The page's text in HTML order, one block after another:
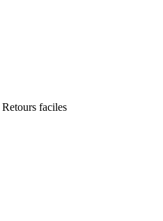
Retours faciles